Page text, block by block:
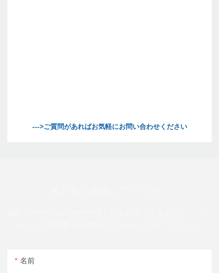
--->ご質問があればお気軽にお問い合わせください
名前